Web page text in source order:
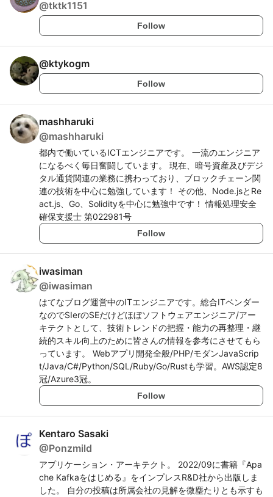
@tktk1151
Follow
@ktykogm
Follow
mashharuki
@mashharuki
都内で働いているICTエンジニアです。 一流のエンジニア
になるべく毎日奮闘しています。 現在、暗号資産及びデジ
タル通貨関連の業務に携わっており、ブロックチェーン関
連の技術を中心に勉強しています！ その他、Node.jsとRe
act.js、Go、Solidityを中心に勉強中です！ 情報処理安全
確保支援士 第022981号
Follow
iwasiman
@iwasiman
はてなブログ運営中のITエンジニアです。総合ITベンダー
なのでSIerのSEだけどほぼソフトウェアエンジニア/アー
キテクトとして、技術トレンドの把握・能力の再整理・継
続的スキル向上のために皆さんの情報を参考にさせてもら
っています。 Webアプリ開発全般/PHP/モダンJavaScrip
t/Java/C#/Python/SQL/Ruby/Go/Rustも学習。AWS認定8
冠/Azure3冠。
Follow
Kentaro Sasaki
@Ponzmild
アプリケーション・アーキテクト。 2022/09に書籍『Apa
che Kafkaをはじめる』をインプレスR&D社から出版しま
した。 自分の投稿は所属会社の見解を微塵たりとも示すも